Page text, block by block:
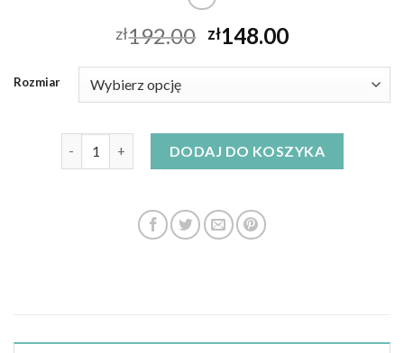
zł192.00 zł148.00
Rozmiar
DODAJ DO KOSZYKA